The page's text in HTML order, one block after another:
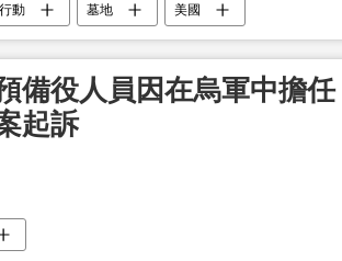
動 墓地 美國
備役人員因在烏軍中擔任
起訴